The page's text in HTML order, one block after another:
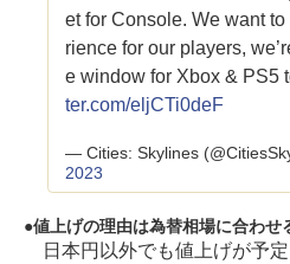
et for Console. We want
rience for our players,
e window for Xbox & PS5
ter.com/eljCTi0deF
— Cities: Skylines
2023
値上げの理由は為替相場に合わせ
日本円以外でも値上げが予